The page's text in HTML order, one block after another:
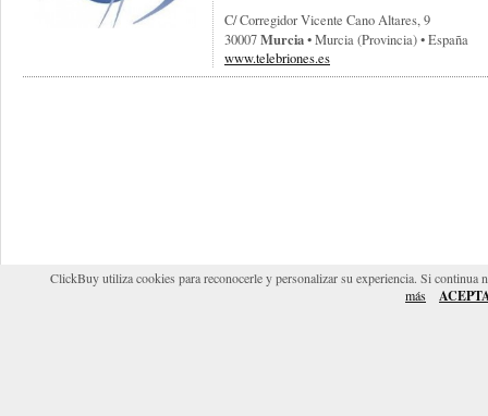
C/ Corregidor Vicente Cano Altares, 9
30007Murcia• Murcia (provincia) • España
www.telebriones.es
ClickBuy utiliza cookies para reconocerle y personalizar su experiencia. Si continua
más